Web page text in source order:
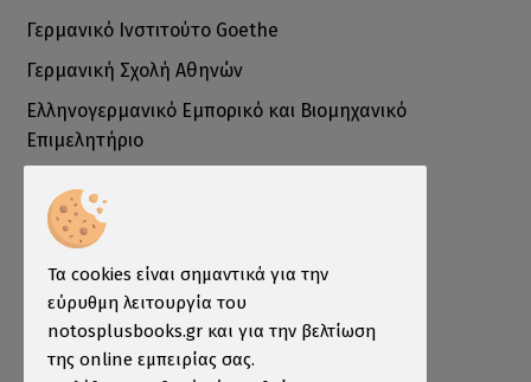
Γερμανικό Ινστιτούτο Goethe
Γερμανική Σχολή Αθηνών
Ελληνογερμανικό Εμπορικό και Βιομηχανικό
Επιμελητήριο
Πληροφορίες
Τρόποι Πληρωμής
Τρόποι Αποστολής
Τα cookies είναι σημαντικά για την
εύρυθμη λειτουργία του
notosplusbooks.gr και για την βελτίωση
της online εμπειρίας σας.